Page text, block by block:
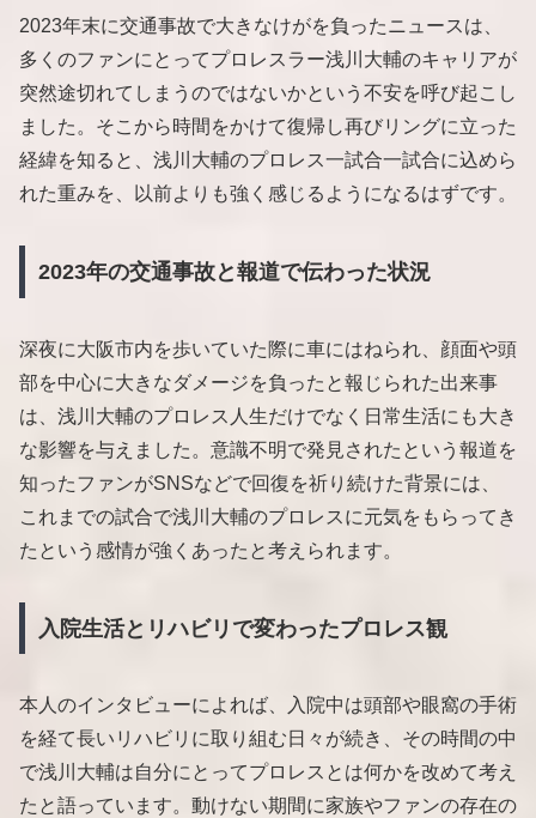
2023年末に交通事故で大きなけがを負ったニュースは、
多くのファンにとってプロレスラー浅川大輔のキャリアが
突然途切れてしまうのではないかという不安を呼び起こし
ました。そこから時間をかけて復帰し再びリングに立った
経緯を知ると、浅川大輔のプロレス一試合一試合に込めら
れた重みを、以前よりも強く感じるようになるはずです。
2023年の交通事故と報道で伝わった状況
深夜に大阪市内を歩いていた際に車にはねられ、顔面や頭
部を中心に大きなダメージを負ったと報じられた出来事
は、浅川大輔のプロレス人生だけでなく日常生活にも大き
な影響を与えました。意識不明で発見されたという報道を
知ったファンがSNSなどで回復を祈り続けた背景には、
これまでの試合で浅川大輔のプロレスに元気をもらってき
たという感情が強くあったと考えられます。
入院生活とリハビリで変わったプロレス観
本人のインタビューによれば、入院中は頭部や眼窩の手術
を経て長いリハビリに取り組む日々が続き、その時間の中
で浅川大輔は自分にとってプロレスとは何かを改めて考え
たと語っています。動けない期間に家族やファンの存在の